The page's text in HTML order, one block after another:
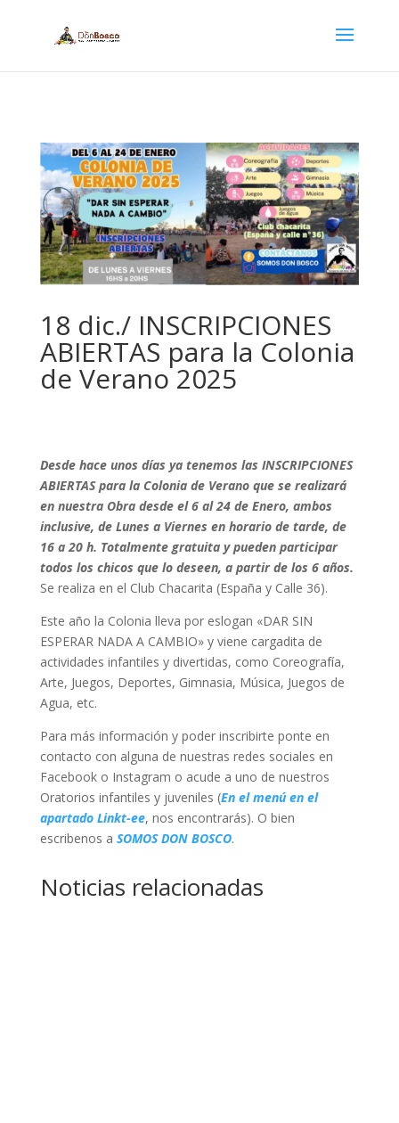
18 dic./ INSCRIPCIONES
ABIERTAS para la Colonia
de Verano 2025
Desde hace unos días ya tenemos las INSCRIPCIONES
ABIERTAS para la Colonia de Verano que se realizará
en nuestra Obra desde el 6 al 24 de Enero, ambos
inclusive, de Lunes a Viernes en horario de tarde, de
16 a 20 h. Totalmente gratuita y pueden participar
todos los chicos que lo deseen, a partir de los 6 años.
Se realiza en el Club Chacarita (España y Calle 36).
Este año la Colonia lleva por eslogan «DAR SIN
ESPERAR NADA A CAMBIO» y viene cargadita de
actividades infantiles y divertidas, como Coreografía,
Arte, Juegos, Deportes, Gimnasia, Música, Juegos de
Agua, etc.
Para más información y poder inscribirte ponte en
contacto con alguna de nuestras redes sociales en
Facebook o Instagram o acude a uno de nuestros
Oratorios infantiles y juveniles (En el menú en el
apartado Linkt-ee, nos encontrarás). O bien
escribenos a SOMOS DON BOSCO.
Noticias relacionadas